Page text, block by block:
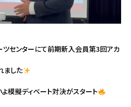
ツセンターにて前期新入会員第3回アカ
ました
模擬ディベート対決がスタート